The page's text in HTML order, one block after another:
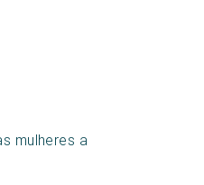
mulheres a